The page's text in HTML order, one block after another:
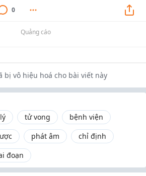
0
Quảng cáo
bị vô hiệu hoá cho bài viết này
tử vong
bệnh viện
phát âm
chỉ định
đoạn